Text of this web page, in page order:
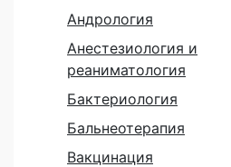
Андрология
Анестезиология и
реаниматология
Бактериология
Бальнеотерапия
Вакцинация